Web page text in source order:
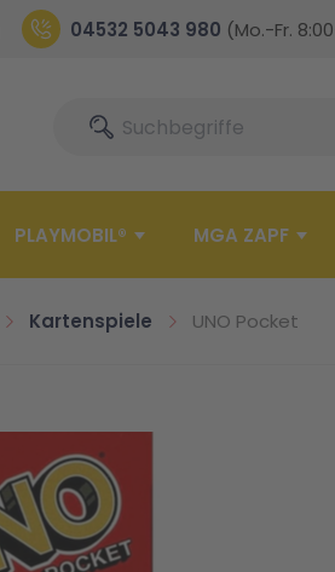
04532 5043 980 (Mo.-Fr.
SucheSuche
PLAYMOBIL® MGA ZAPF
Kartenspiele UNO Pocket